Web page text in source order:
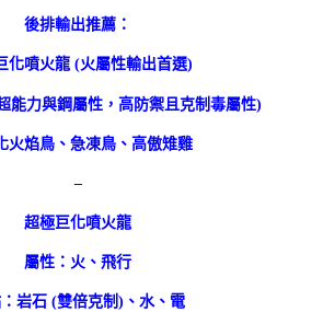
後排輸出推薦：
化噴火龍 (火屬性輸出首選)
能力與鋼屬性，高防禦且克制毒屬性)
火焰鳥、急凍鳥、高傲雉雞
–
超極巨化噴火龍
屬性：火、飛行
岩石 (雙倍克制)、水、電